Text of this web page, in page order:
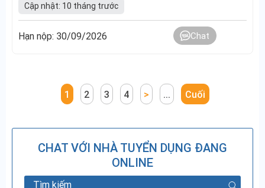
Cập nhật: 10 tháng trước
Hạn nộp: 30/09/2026 Chat
1 2 3 4 > ... Cuối
CHAT VỚI NHÀ TUYỂN DỤNG ĐANG
ONLINE